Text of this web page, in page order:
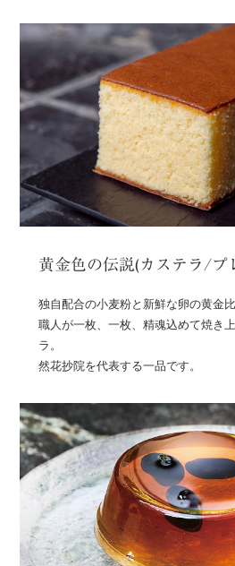
黄金色の伝説(カステラ/プ
独自配合の小麦粉と新鮮な卵の黄金
職人が一枚、一枚、精魂込めて焼き
ラ。
然花抄院を代表する一品です。